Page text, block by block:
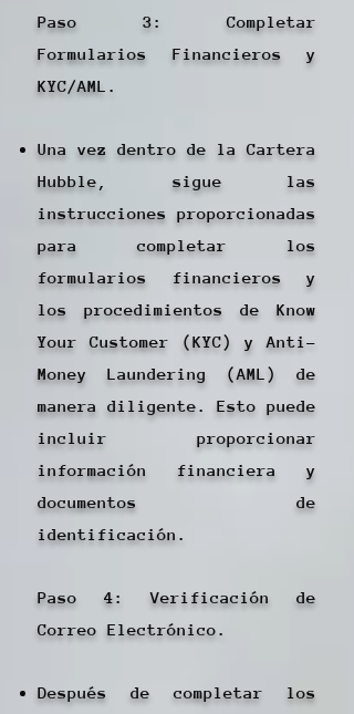
Paso 3: Completar
Formularios Financieros y
KYC/AML.
Una vez dentro de la Cartera
Hubble, sigue las
instrucciones proporcionadas
para completar los
formularios financieros y
los procedimientos de Know
Your Customer (KYC) y Anti-
Money Laundering (AML) de
manera diligente. Esto puede
incluir proporcionar
información financiera y
documentos de
identificación.
Paso 4: Verificación de
Correo Electrónico.
Después de completar los